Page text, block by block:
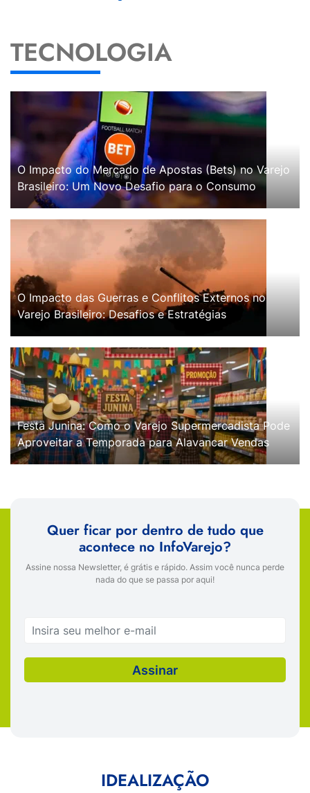
TECNOLOGIA
O Impacto do Mercado de Apostas (Bets) no Varejo
Brasileiro: Um Novo Desafio para o Consumo
O Impacto das Guerras e Conflitos Externos no
Varejo Brasileiro: Desafios e Estratégias
Festa Junina: Como o Varejo Supermercadista Pode
Aproveitar a Temporada para Alavancar Vendas
Quer ficar por dentro de tudo que
acontece no InfoVarejo?
Assine nossa Newsletter, é grátis e rápido. Assim você nunca perde
nada do que se passa por aqui!
IDEALIZAÇÃO